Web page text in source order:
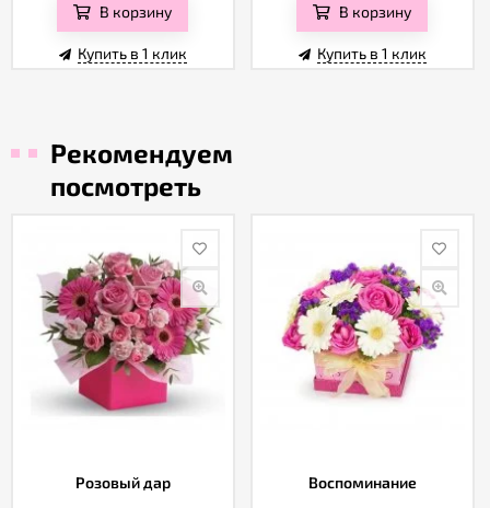
В корзину
Купить в 1 клик
В корзину
Купить в 1 клик
Рекомендуем
посмотреть
Розовый дар Воспоминание